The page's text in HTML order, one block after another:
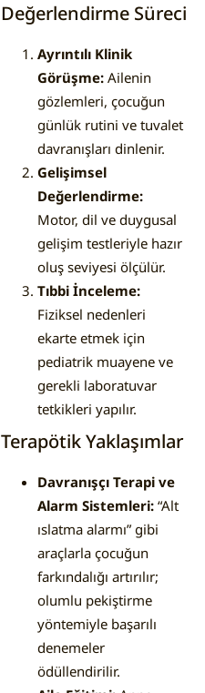
Değerlendirme Süreci
Ayrıntılı Klinik
Görüşme: Ailenin
gözlemleri, çocuğun
günlük rutini ve tuvalet
davranışları dinlenir.
Gelişimsel
Değerlendirme:
Motor, dil ve duygusal
gelişim testleriyle hazır
oluş seviyesi ölçülür.
Tıbbi İnceleme:
Fiziksel nedenleri
ekarte etmek için
pediatrik muayene ve
gerekli laboratuvar
tetkikleri yapılır.
Terapötik Yaklaşımlar
Davranışçı Terapi ve
Alarm Sistemleri: “Alt
ıslatma alarmı” gibi
araçlarla çocuğun
farkındalığı artırılır;
olumlu pekiştirme
yöntemiyle başarılı
denemeler
ödüllendirilir.